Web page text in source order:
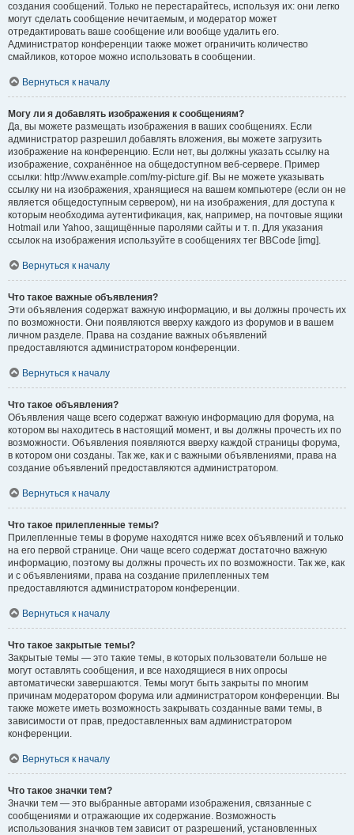
создания сообщений. Только не перестарайтесь, используя их: они легко
могут сделать сообщение нечитаемым, и модератор может
отредактировать ваше сообщение или вообще удалить его.
Администратор конференции также может ограничить количество
смайликов, которое можно использовать в сообщении.
Вернуться к началу
Могу ли я добавлять изображения к сообщениям?
Да, вы можете размещать изображения в ваших сообщениях. Если
администратор разрешил добавлять вложения, вы можете загрузить
изображение на конференцию. Если нет, вы должны указать ссылку на
изображение, сохранённое на общедоступном веб-сервере. Пример
ссылки: http://www.example.com/my-picture.gif. Вы не можете указывать
ссылку ни на изображения, хранящиеся на вашем компьютере (если он не
является общедоступным сервером), ни на изображения, для доступа к
которым необходима аутентификация, как, например, на почтовые ящики
Hotmail или Yahoo, защищённые паролями сайты и т. п. Для указания
ссылок на изображения используйте в сообщениях тег BBCode [img].
Вернуться к началу
Что такое важные объявления?
Эти объявления содержат важную информацию, и вы должны прочесть их
по возможности. Они появляются вверху каждого из форумов и в вашем
личном разделе. Права на создание важных объявлений
предоставляются администратором конференции.
Вернуться к началу
Что такое объявления?
Объявления чаще всего содержат важную информацию для форума, на
котором вы находитесь в настоящий момент, и вы должны прочесть их по
возможности. Объявления появляются вверху каждой страницы форума,
в котором они созданы. Так же, как и с важными объявлениями, права на
создание объявлений предоставляются администратором.
Вернуться к началу
Что такое прилепленные темы?
Прилепленные темы в форуме находятся ниже всех объявлений и только
на его первой странице. Они чаще всего содержат достаточно важную
информацию, поэтому вы должны прочесть их по возможности. Так же, как
и с объявлениями, права на создание прилепленных тем
предоставляются администратором конференции.
Вернуться к началу
Что такое закрытые темы?
Закрытые темы — это такие темы, в которых пользователи больше не
могут оставлять сообщения, и все находящиеся в них опросы
автоматически завершаются. Темы могут быть закрыты по многим
причинам модератором форума или администратором конференции. Вы
также можете иметь возможность закрывать созданные вами темы, в
зависимости от прав, предоставленных вам администратором
конференции.
Вернуться к началу
Что такое значки тем?
Значки тем — это выбранные авторами изображения, связанные с
сообщениями и отражающие их содержание. Возможность
использования значков тем зависит от разрешений, установленных